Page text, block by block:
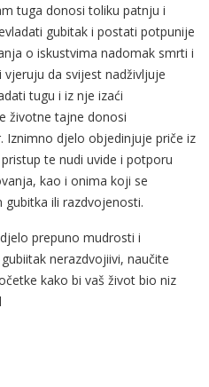
tuga donosi toliku patnju i
gubitak i postati potpunije
o iskustvima nadomak smrti i
da svijest nadživljuje
tugu i iz nje izaći
životne tajne donosi
Iznimno djelo objedinjuje priče iz
te nudi uvide i potporu
kao i onima koji se
ili razdvojenosti.
prepuno mudrosti i
nerazdvojiivi, naučite
kako bi vaš život bio niz